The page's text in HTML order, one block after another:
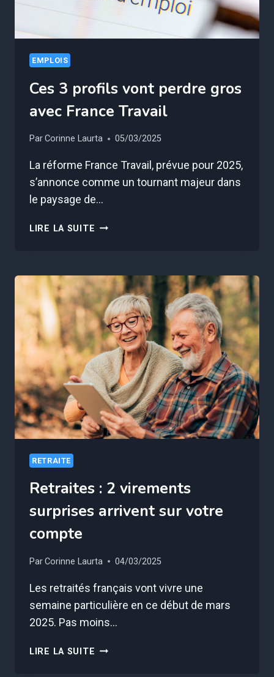
EMPLOIS
Ces 3 profils vont perdre gros
avec France Travail
ParCorinne Laurta 05/03/2025
La réforme France Travail, prévue pour 2025,
s’annonce comme un tournant majeur dans
le paysage de…
LIRE LA SUITE CES
PERDRE
GROS
AVEC
FRANCE
TRAVAIL
RETRAITE
Retraites : 2 virements
surprises arrivent sur votre
compte
ParCorinne Laurta 04/03/2025
Les retraités français vont vivre une
semaine particulière en ce début de mars
2025. Pas moins…
LIRE LA SUITE RETRAITES